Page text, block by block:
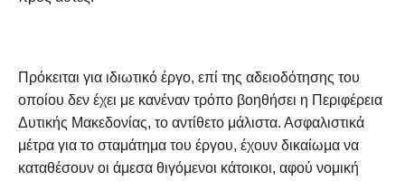
Πρόκειται για ιδιωτικό έργο, επί της αδειοδότησης του
οποίου δεν έχει με κανέναν τρόπο βοηθήσει η Περιφέρεια
Δυτικής Μακεδονίας, το αντίθετο μάλιστα. Ασφαλιστικά
μέτρα για το σταμάτημα του έργου, έχουν δικαίωμα να
καταθέσουν οι άμεσα θιγόμενοι κάτοικοι, αφού νομική